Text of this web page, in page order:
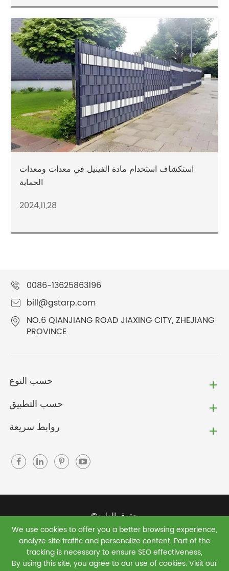
استكشاف استخدام مادة الفينيل في معدات ومعدات
الحماية
2024,11,28
0086-13625863196
bill@gstarp.com
NO.6 QIANJIANG ROAD JIAXING CITY, ZHEJIANG
PROVINCE
حسب النوع
حسب التطبيق
روابط سريعة
حقوق الطبع©
Jiaxing Green Shield New Materials Co., Ltd.جميع
الحقوق محفوظة.
خريطة الموقع
| سياسة الخصوصية
We use cookies to offer you a better browsing experience,
analyze site traffic and personalize content. Part of the
tracking is necessary to ensure SEO effectiveness,
By using this site, you agree to our use of cookies. Visit our